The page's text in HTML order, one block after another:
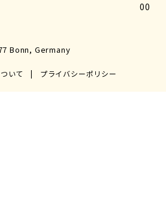
00
Bonn, Germany
いて | プライバシーポリシー